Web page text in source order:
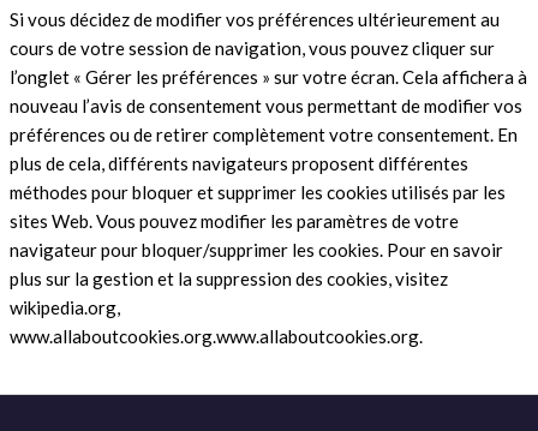
Si vous décidez de modifier vos préférences ultérieurement au
cours de votre session de navigation, vous pouvez cliquer sur
l’onglet « Gérer les préférences » sur votre écran. Cela affichera à
nouveau l’avis de consentement vous permettant de modifier vos
préférences ou de retirer complètement votre consentement. En
plus de cela, différents navigateurs proposent différentes
méthodes pour bloquer et supprimer les cookies utilisés par les
sites Web. Vous pouvez modifier les paramètres de votre
navigateur pour bloquer/supprimer les cookies. Pour en savoir
plus sur la gestion et la suppression des cookies, visitez
wikipedia.org,
www.allaboutcookies.org.www.allaboutcookies.org.